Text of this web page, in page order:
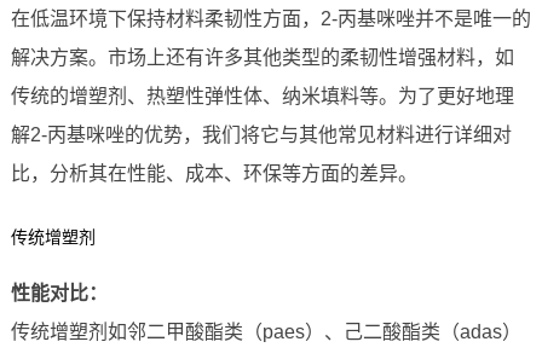
在低温环境下保持材料柔韧性方面，2-丙基咪唑并不是唯一的
解决方案。市场上还有许多其他类型的柔韧性增强材料，如
传统的增塑剂、热塑性弹性体、纳米填料等。为了更好地理
解2-丙基咪唑的优势，我们将它与其他常见材料进行详细对
比，分析其在性能、成本、环保等方面的差异。
传统增塑剂
性能对比：
传统增塑剂如邻二甲酸酯类（paes）、己二酸酯类（adas）